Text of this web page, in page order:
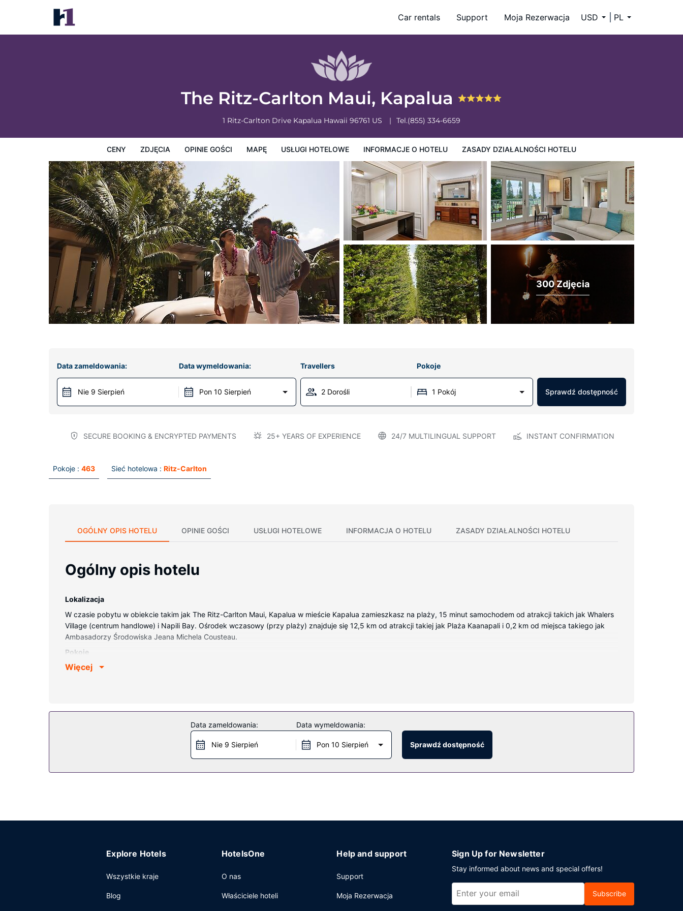
Car rentals Support Moja Rezerwacja USD PL
The Ritz-Carlton Maui, Kapalua
1 Ritz-Carlton Drive Kapalua Hawaii 96761 US Tel.(855) 334-6659
CENY ZDJĘCIA OPINIE GOŚCI MAPĘ USŁUGI HOTELOWE INFORMACJE O HOTELU ZASADY DZIAŁALNOŚCI HOTELU
The Ritz-Carlton Maui, Kapalua
Ceny Zdjęcia Zasady działalności hotelu
300 Zdjęcia
Data zameldowania:
Nie 9 Sierpień
Data wymeldowania:
Pon 10 Sierpień
Travellers Pokoje
2 Dorośli 1 Pokój Sprawdź dostępność
SECURE BOOKING & ENCRYPTED PAYMENTS 25+ YEARS OF EXPERIENCE 24/7 MULTILINGUAL SUPPORT INSTANT CONFIRMATION
Pokoje : 463 Sieć hotelowa : Ritz-Carlton
OGÓLNY OPIS HOTELU OPINIE GOŚCI USŁUGI HOTELOWE INFORMACJA O HOTELU ZASADY DZIAŁALNOŚCI HOTELU
Ogólny opis hotelu
Lokalizacja
W czasie pobytu w obiekcie takim jak The Ritz-Carlton Maui, Kapalua w mieście Kapalua zamieszkasz na plaży, 15 minut samochodem od atrakcji takich jak Whalers
Village (centrum handlowe) i Napili Bay. Ośrodek wczasowy (przy plaży) znajduje się 12,5 km od atrakcji takiej jak Plaża Kaanapali i 0,2 km od miejsca takiego jak
Ambasadorzy Środowiska Jeana Michela Cousteau.
Pokoje
Poczuj się jak w domu w 463 klimatyzowanych pokojach, których wyposażenie to stacja dokująca do iPoda i Telewizory Smart TV. Wyposażenie łóżek to pillowtop
Zrelaksuj się w spa, które oferuje masaż, zabiegi na ciało i zabiegi na twarz. Dostępne udogodnienia rekreacyjne to pole golfowe oraz 3 baseny odkryte. Ten ośrodek
wczasowy w stylu art deco oferuje udogodnienia takie jak obsługa portierska, sklepy z pamiątkami i czasopismami oraz salon fryzjerski. Do dyspozycji gości jest
bezpłatny wahadłowy autobus kursujący na plażę.
Zachwyć się kuchnią taką jak owoce morza w restauracji The Banyan Tree, jednej z 6 restauracji w obiekcie takim jak ośrodek wczasowy. Możesz też zostać w
Więcej
Data zameldowania:
Nie 9 Sierpień
Data wymeldowania:
Pon 10 Sierpień Sprawdź dostępność
Explore Hotels
Wszystkie kraje
Blog
HotelsOne
O nas
Właściciele hoteli
Help and support
Support
Moja Rezerwacja
Sign Up for Newsletter
Stay informed about news and special offers!
Subscribe